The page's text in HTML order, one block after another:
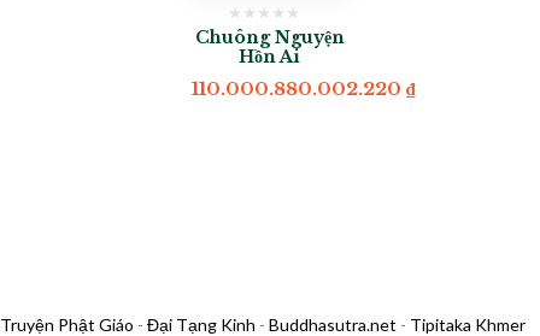
Chuông Nguyện
Hồn Ai
110.000.880.002.220₫
Truyện Phật Giáo - Đại Tạng Kinh - Buddhasutra.net - Tipitaka Khmer